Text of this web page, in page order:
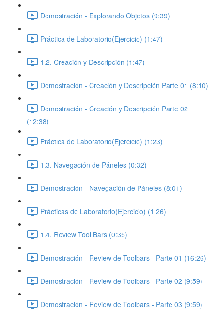
Demostración - Explorando Objetos (9:39)
Práctica de Laboratorio(Ejercicio) (1:47)
1.2. Creación y Descripción (1:47)
Demostración - Creación y Descripción Parte 01 (8:10)
Demostración - Creación y Descripción Parte 02
(12:38)
Práctica de Laboratorio(Ejercicio) (1:23)
1.3. Navegación de Páneles (0:32)
Demostración - Navegación de Páneles (8:01)
Prácticas de Laboratorio(Ejercicio) (1:26)
1.4. Review Tool Bars (0:35)
Demostración - Review de Toolbars - Parte 01 (16:26)
Demostración - Review de Toolbars - Parte 02 (9:59)
Demostración - Review de Toolbars - Parte 03 (9:59)